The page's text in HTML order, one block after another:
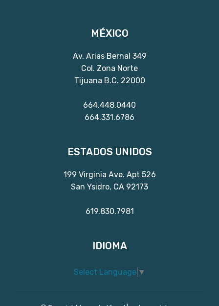
MÉXICO
Av. Arias Bernal 349
Col. Zona Norte
Tijuana B.C. 22000
664.448.0440
664.331.6786
ESTADOS UNIDOS
199 Virginia Ave. Apt 526
San Ysidro, CA 92173
619.830.7981
IDIOMA
Select Language ▼